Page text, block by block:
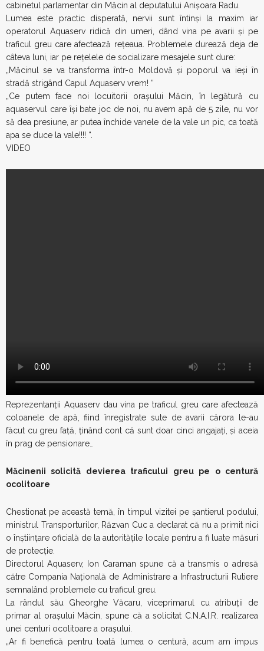
cabinetul parlamentar din Măcin al deputatului Anișoara Radu.
Lumea este practic disperată, nervii sunt întinși la maxim iar
operatorul Aquaserv ridică din umeri, dând vina pe avarii și pe
traficul greu care afectează rețeaua. Problemele durează deja de
câteva luni, iar pe rețelele de socializare mesajele sunt dure:
„Măcinul se va transforma într-o Moldovă și poporul va ieși în
stradă strigând Capul Aquaserv vrem! “
„Ce putem face noi locuitorii orașului Măcin, în legătură cu
aquaservul care își bate joc de noi, nu avem apă de 5 zile, nu vor
să dea presiune, ar putea închide vanele de la vale un pic, ca toată
apa se duce la vale!!!! “.
VIDEO
Reprezentanții Aquaserv dau vina pe traficul greu care afectează
coloanele de apă, fiind înregistrate sute de avarii cărora le-au
făcut cu greu față, ţinând cont că sunt doar cinci angajați, şi aceia
în prag de pensionare…
Măcinenii solicită devierea traficului greu pe o centură
ocolitoare
Chestionat pe această temă, în timpul vizitei pe șantierul podului,
ministrul Transporturilor, Răzvan Cuc a declarat că nu a primit nici
o înștiințare oficială de la autoritățile locale pentru a fi luate măsuri
de protecție.
Directorul Aquaserv, Ion Caraman spune că a transmis o adresă
către Compania Națională de Administrare a Infrastructurii Rutiere
semnalând problemele cu traficul greu.
La rândul său Gheorghe Văcaru, viceprimarul cu atribuții de
primar al orașului Măcin, spune că a solicitat C.N.A.I.R. realizarea
unei centuri ocolitoare a orașului.
„Ar fi benefică pentru toată lumea o centură, acum am impus